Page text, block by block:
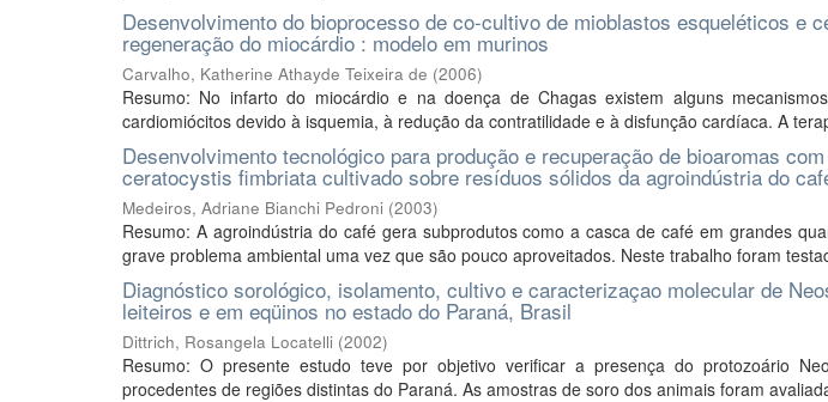
Desenvolvimento do bioprocesso de co-cultivo de mioblastos esqueléticos e
regeneração do miocárdio : modelo em murinos
Carvalho, Katherine Athayde Teixeira de (2006)
Resumo: No infarto do miocárdio e na doença de Chagas existem alguns
cardiomiócitos devido à isquemia, à redução da contratilidade e à disfunção cardíaca. A
Desenvolvimento tecnológico para produção e recuperação de bioaromas
ceratocystis fimbriata cultivado sobre resíduos sólidos da agroindústria do
Medeiros, Adriane Bianchi Pedroni (2003)
Resumo: A agroindústria do café gera subprodutos como a casca de café em grandes
grave problema ambiental uma vez que são pouco aproveitados. Neste trabalho foram
Diagnóstico sorológico, isolamento, cultivo e caracterizaçao molecular de
leiteiros e em eqüinos no estado do Paraná, Brasil
Dittrich, Rosangela Locatelli (2002)
Resumo: O presente estudo teve por objetivo verificar a presença do protozoário
procedentes de regiões distintas do Paraná. As amostras de soro dos animais foram